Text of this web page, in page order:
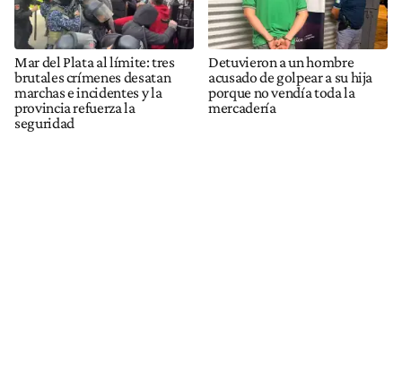
Mar del Plata al límite: tres
brutales crímenes desatan
marchas e incidentes y la
provincia refuerza la
seguridad
Detuvieron a un hombre
acusado de golpear a su hija
porque no vendía toda la
mercadería